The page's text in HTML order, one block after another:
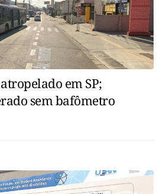
em SP;
sem bafômetro